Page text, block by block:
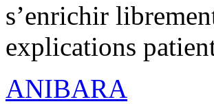
s’enrichir
explications
ANIBARA